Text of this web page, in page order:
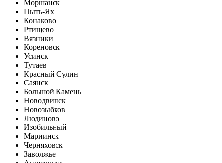
Моршанск
Пыть-Ях
Конаково
Ртищево
Вязники
Кореновск
Усинск
Тутаев
Красный Сулин
Саянск
Большой Камень
Новодвинск
Новозыбков
Людиново
Изобильный
Мариинск
Черняховск
Заволжье